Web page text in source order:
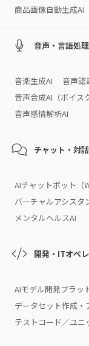
商品画像自動生成AI
音声・言語処理
音楽生成AI 音声認
音声合成AI（ボイス
音声感情解析AI
チャット・対話
AIチャットボット（
バーチャルアシスタ
メンタルヘルスAI
開発・ITオペ
AIモデル開発プラッ
データセット作成・
テストコード／ユニ